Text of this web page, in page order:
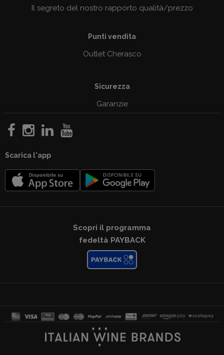
Il segreto del nostro rapporto qualità/prezzo
Punti vendita
Outlet Cherasco
Sicurezza
Garanzie
Scarica l'app
Scopri il programma
fedeltà PAYBACK